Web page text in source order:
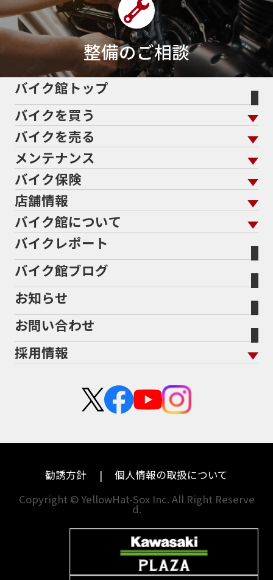
整備のご相談
バイク館トップ
バイクを買う
バイクを買う トップ
バイクを探す
メーカーから探す
色から探す
スタイルから探す
排気量から探す
地域から探す
走行距離から探す
中古車から探す
バイクを売る
バイクを売る トップ
バイク館買取の強み
バイクを高く売るコツ
バイク買取の流れ
全国展開の強み
よくあるご質問
バイク買取強化車両
メーカー別買取相場・
ヤマハ
ホンダ
スズキ
ハーレーダビッドソン
ドゥカティ
トライアンフ
アプリリア
KTM
モトグッツイ
MVアグスタ
他海外ﾒｰｶｰ
メンテナンス
メンテナンス トップ
バイク点検
バイク車検
Bikeep
プロテクションフィルム
バイク保険
バイク保険 トップ
自賠責保険
任意保険
バイク保険無料見積り（現在未加入の方）
バイク保険無料見積り（他社でご加入の方）
盗難保険
店舗情報
店舗情報 トップ
北海道
宮城
福島
茨城
栃木
兵庫
福岡
長崎
バイク館について
バイク館について トップ
バイク館が選ばれる理由
会社概要
沿革
二輪公正取引協議会加盟店
バイクレポート
バイク館ブログ
お知らせ
お問い合わせ
採用情報
中途採用・アルバイト
勧誘方針
個人情報の取扱について
Copyright © YellowHat-Sox Inc. All Right Reserve
d.